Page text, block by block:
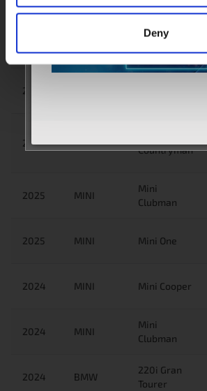
Deny
Countryman
Mini
Countryman
2025
2025 MINI
Countryman
2025 MINI
Mini
Clubman
2025 MINI Mini One
2024 MINI Mini Cooper
2024 MINI
Mini
Clubman
2024 BMW
220i Gran
Tourer